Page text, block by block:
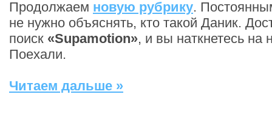
Продолжаем новую рубрику.
не нужно объяснять, кто такой Даник.
поиск «Supamotion», и вы наткнетесь на
Поехали.
Читаем дальше »